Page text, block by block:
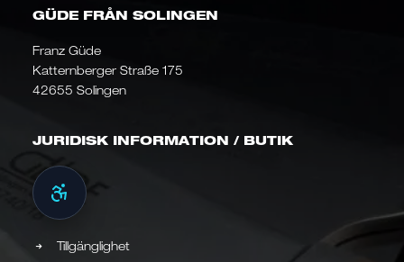
GÜDE FRÅN SOLINGEN
Franz Güde
Katternberger Straße 175
42655 Solingen
JURIDISK INFORMATION / BUTIK
Tillgänglighet